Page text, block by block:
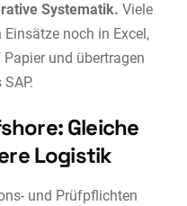
Systematik. Viele
noch in Excel,
und übertragen
Gleiche
Logistik
und Prüfpflichten